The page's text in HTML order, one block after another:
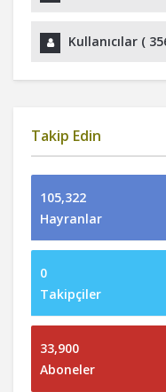
Kullanıcılar (
Takip Edin
105,322
Hayranlar
0
Takipçiler
33,900
Aboneler